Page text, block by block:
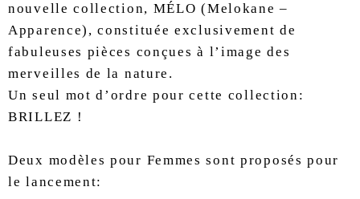
nouvelle collection, MÉLO (Melokane –
Apparence), constituée exclusivement de
fabuleuses pièces conçues à l’image des
merveilles de la nature.
Un seul mot d’ordre pour cette collection:
BRILLEZ !
Deux modèles pour Femmes sont proposés pour
le lancement: